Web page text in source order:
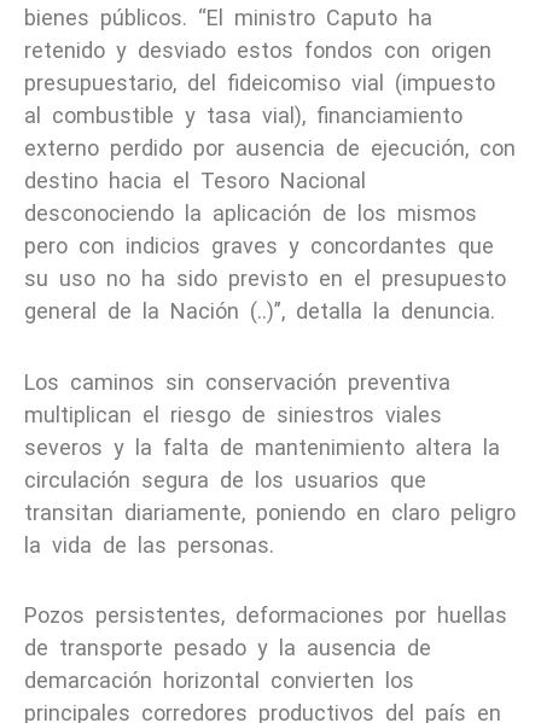
bienes públicos. “El ministro Caputo ha
retenido y desviado estos fondos con origen
presupuestario, del fideicomiso vial (impuesto
al combustible y tasa vial), financiamiento
externo perdido por ausencia de ejecución, con
destino hacia el Tesoro Nacional
desconociendo la aplicación de los mismos
pero con indicios graves y concordantes que
su uso no ha sido previsto en el presupuesto
general de la Nación (..)”, detalla la denuncia.
Los caminos sin conservación preventiva
multiplican el riesgo de siniestros viales
severos y la falta de mantenimiento altera la
circulación segura de los usuarios que
transitan diariamente, poniendo en claro peligro
la vida de las personas.
Pozos persistentes, deformaciones por huellas
de transporte pesado y la ausencia de
demarcación horizontal convierten los
principales corredores productivos del país en